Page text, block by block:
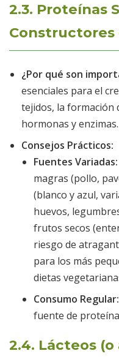
2.3. Proteínas
Constructores
¿Por qué son
esenciales para el
tejidos, la formación
hormonas y enzimas.
Consejos Prácticos:
Fuentes Variadas:
magras (pollo,
(blanco y azul,
huevos,
frutos secos
riesgo de
para los más
dietas
Consumo Regular:
fuente de
2.4. Lácteos